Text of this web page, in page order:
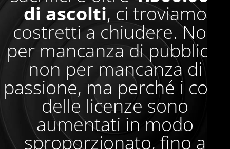
di ascolti, ci troviamo
costretti a chiudere. Non
per mancanza di pubblico,
non per mancanza di
passione, ma perché i costi
delle licenze sono
aumentati in modo
sproporzionato, fino a